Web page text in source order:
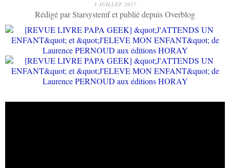
3 JUILLET 2017
Rédigé par Starsystemf et publié depuis Overblog